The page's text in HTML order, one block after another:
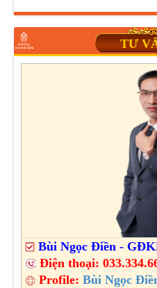
TƯ
Bùi Ngọc Điền -
Điện thoại:
Profile:Bùi Ngọc